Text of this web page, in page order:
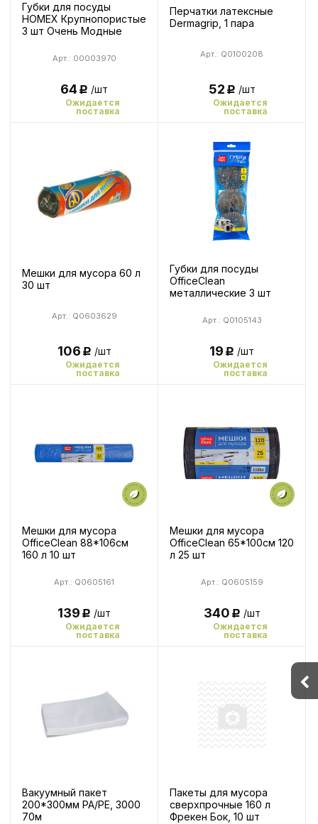
Губки для посуды
HOMEX Крупнопористые
3 шт Очень Модные
Арт.: 00003970
64Р /шт
Ожидается
поставка
Перчатки латексные
Dermagrip, 1 пара
Арт.: Q0100208
52Р /шт
Ожидается
поставка
Мешки для мусора 60 л
30 шт
Арт.: Q0603629
106Р /шт
Ожидается
поставка
Губки для посуды
OfficeClean
металлические 3 шт
Арт.: Q0105143
19Р /шт
Ожидается
поставка
Мешки для мусора
OfficeClean 88*106см
160 л 10 шт
Арт.: Q0605161
139Р /шт
Ожидается
поставка
Мешки для мусора
OfficeClean 65*100см 120
л 25 шт
Арт.: Q0605159
340Р /шт
Ожидается
поставка
Вакуумный пакет
200*300мм РА/РЕ, 3000
70м
Пакеты для мусора
сверхпрочные 160 л
Фрекен Бок, 10 шт